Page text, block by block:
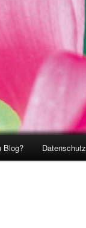
Blog? Datenschutz